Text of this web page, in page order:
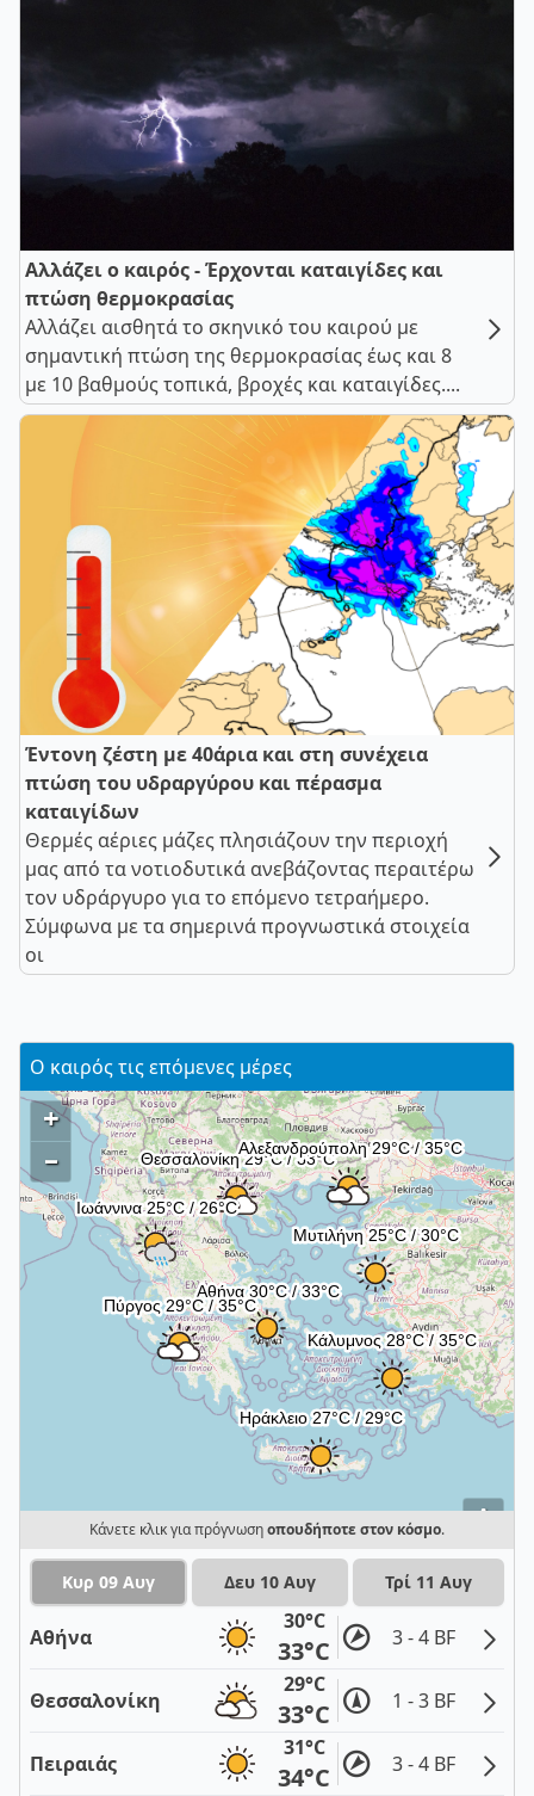
Αλλάζει ο καιρός - Έρχονται καταιγίδες και
πτώση θερμοκρασίας
Αλλάζει αισθητά το σκηνικό του καιρού με
σημαντική πτώση της θερμοκρασίας έως και 8
με 10 βαθμούς τοπικά, βροχές και καταιγίδες....
Έντονη ζέστη με 40άρια και στη συνέχεια
πτώση του υδραργύρου και πέρασμα
καταιγίδων
Θερμές αέριες μάζες πλησιάζουν την περιοχή
μας από τα νοτιοδυτικά ανεβάζοντας περαιτέρω
τον υδράργυρο για το επόμενο τετραήμερο.
Σύμφωνα με τα σημερινά προγνωστικά στοιχεία
οι
Ο καιρός τις επόμενες μέρες
i
+
–
Κάνετε κλικ για πρόγνωσηοπουδήποτε στον κόσμο.
Κυρ 09 Αυγ Δευ 10 Αυγ Τρί 11 Αυγ
Αθήνα
30°C
33°C 3 - 4 BF
Θεσσαλονίκη
29°C
33°C 1 - 3 BF
Πειραιάς
31°C
34°C 3 - 4 BF